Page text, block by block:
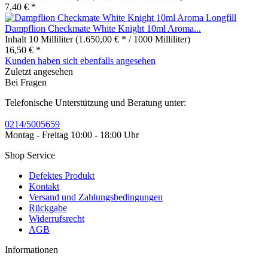
7,40 € *
Dampflion Checkmate White Knight 10ml Aroma...
Inhalt 10 Milliliter(1.650,00 € * / 1000 Milliliter)
16,50 € *
Kunden haben sich ebenfalls angesehen
Zuletzt angesehen
Bei Fragen
Telefonische Unterstützung und Beratung unter:
0214/5005659
Montag - Freitag 10:00 - 18:00 Uhr
Shop Service
Defektes Produkt
Kontakt
Versand und Zahlungsbedingungen
Rückgabe
Widerrufsrecht
AGB
Informationen